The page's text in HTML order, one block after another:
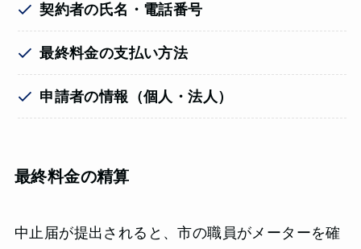
契約者の氏名・電話番号
最終料金の支払い方法
申請者の情報（個人・法人）
最終料金の精算
中止届が提出されると、市の職員がメーターを確